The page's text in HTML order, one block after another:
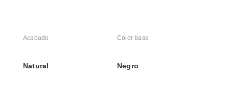
Acabado
Natural
Color base
Negro